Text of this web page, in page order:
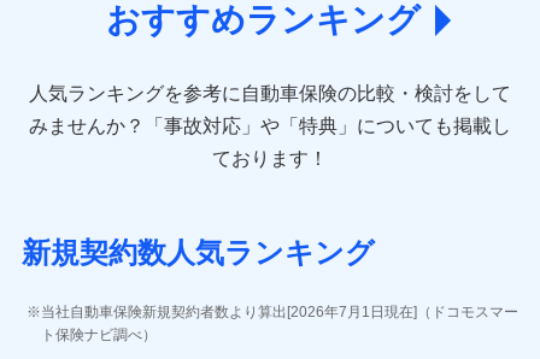
アクサ損害保険株式会社 (https://www.axa-
direct.co.jp/)
sompo.co.jp/)
東京海上ダイレクト損害保険株式会社 (https://www.e-
AIG損害保険株式会社 (https://www.aig.co.jp/sonpo)
ジェイアイ傷害火災保険株式会社
ソニー損害保険株式会社
(https://www.sonysonpo.co.jp/)
おすすめランキング
人気ランキングを参考に自動車保険の比較・検討をして
みませんか？
「事故対応」や「特典」についても掲載し
ております！
新規契約数人気ランキング
当社自動車保険新規契約者数より算出[2026年7月1日現在]（ドコモスマー
ト保険ナビ調べ）